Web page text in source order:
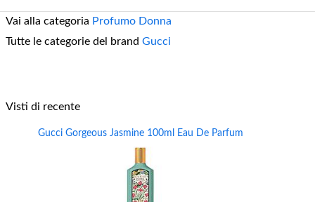
Vai alla categoria Profumo Donna
Tutte le categorie del brand Gucci
Visti di recente
Gucci Gorgeous Jasmine 100ml Eau De Parfum